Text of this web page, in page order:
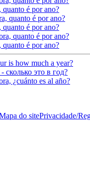
quanto é por ano?
quanto é por ano?
quanto é por ano?
quanto é por ano?
quanto é por ano?
is how much a year?
сколько это в год?
¿cuánto es al año?
do sitePrivacidade/